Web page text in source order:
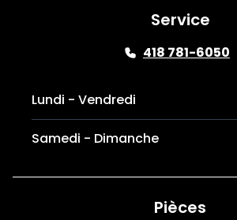
Service
418 781-6050
Lundi - Vendredi
Samedi - Dimanche
Pièces